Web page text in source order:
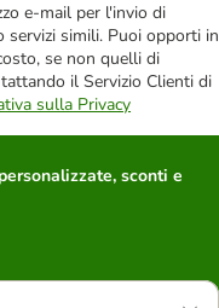
e-mail per l'invio di
simili. Puoi opporti in
se non quelli di
il Servizio Clienti di
sulla Privacy
sconti e